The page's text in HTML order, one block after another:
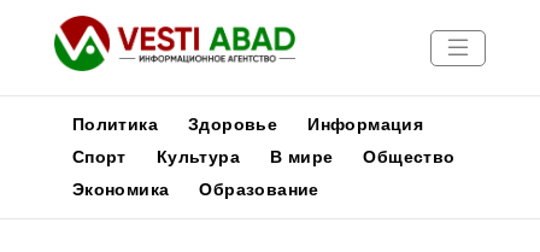
Новости
Политика Здоровье
Информация
Спорт
Культура В мире
Общество
Экономика
Образование